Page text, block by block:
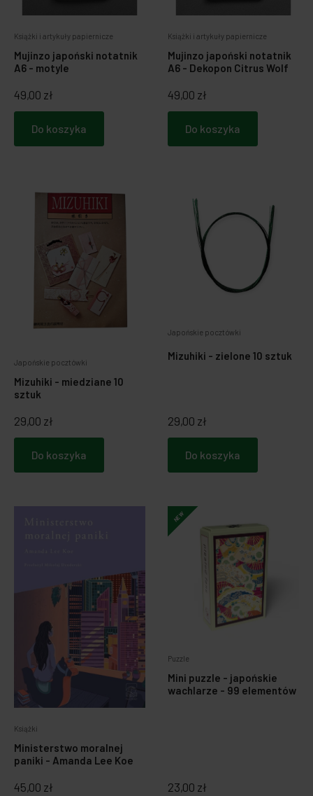
Książki i artykuły papiernicze
Mujinzo japoński notatnik
A6 - motyle
49,00 zł
Do koszyka
Książki i artykuły papiernicze
Mujinzo japoński notatnik
A6 - Dekopon Citrus Wolf
49,00 zł
Do koszyka
Japońskie pocztówki
Mizuhiki - miedziane 10
sztuk
29,00 zł
Do koszyka
Japońskie pocztówki
Mizuhiki - zielone 10 sztuk
29,00 zł
Do koszyka
Książki
Ministerstwo moralnej
paniki - Amanda Lee Koe
45,00 zł
Puzzle
Mini puzzle - japońskie
wachlarze - 99 elementów
23,00 zł
NEW
Breloczki, zawieszki, magnesy
LOQI torby i plecaki
Notatniki i notesy
Spinacze i zakładki
Dookoła świata